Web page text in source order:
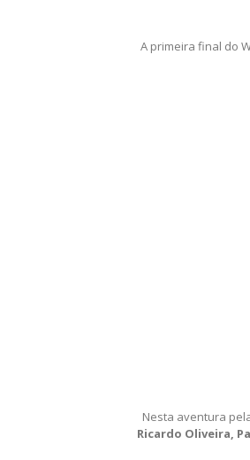
A primeira final do
Nesta aventura
Ricardo Oliveira,